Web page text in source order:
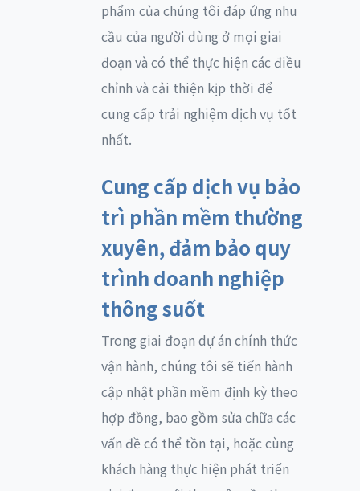
phẩm của chúng tôi đáp ứng nhu
cầu của người dùng ở mọi giai
đoạn và có thể thực hiện các điều
chỉnh và cải thiện kịp thời để
cung cấp trải nghiệm dịch vụ tốt
nhất.
Cung cấp dịch vụ bảo
trì phần mềm thường
xuyên, đảm bảo quy
trình doanh nghiệp
thông suốt
Trong giai đoạn dự án chính thức
vận hành, chúng tôi sẽ tiến hành
cập nhật phần mềm định kỳ theo
hợp đồng, bao gồm sửa chữa các
vấn đề có thể tồn tại, hoặc cùng
khách hàng thực hiện phát triển